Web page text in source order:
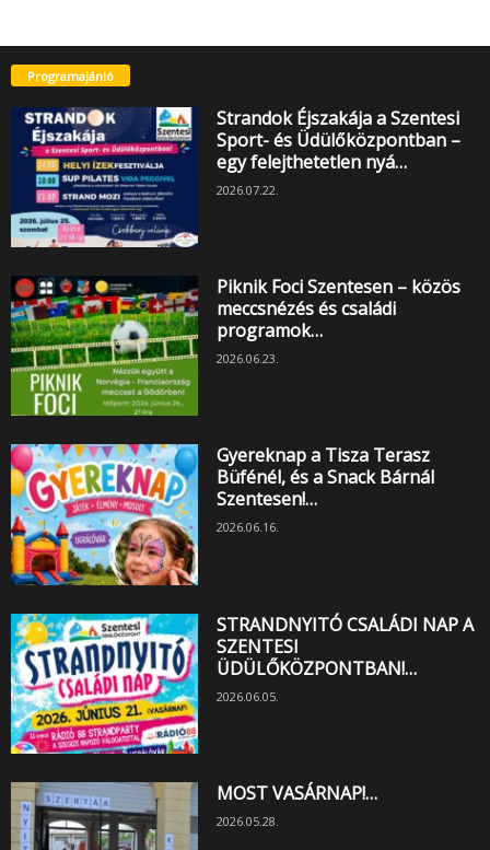
Programajánló
Strandok Éjszakája a Szentesi
Sport- és Üdülőközpontban –
egy felejthetetlen nyá…
2026.07.22.
Piknik Foci Szentesen – közös
meccsnézés és családi
programok…
2026.06.23.
Gyereknap a Tisza Terasz
Büfénél, és a Snack Bárnál
Szentesen!…
2026.06.16.
STRANDNYITÓ CSALÁDI NAP A
SZENTESI
ÜDÜLŐKÖZPONTBAN!…
2026.06.05.
MOST VASÁRNAP!…
2026.05.28.